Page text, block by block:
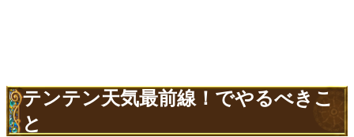
テンテン天気最前線！でやるべきこ
と